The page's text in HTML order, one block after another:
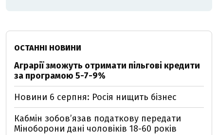
ОСТАННІ НОВИНИ
Аграрії зможуть отримати пільгові кредити
за програмою 5-7-9%
Новини 6 серпня: Росія нищить бізнес
Кабмін зобовʼязав податкову передати
Міноборони дані чоловіків 18-60 років